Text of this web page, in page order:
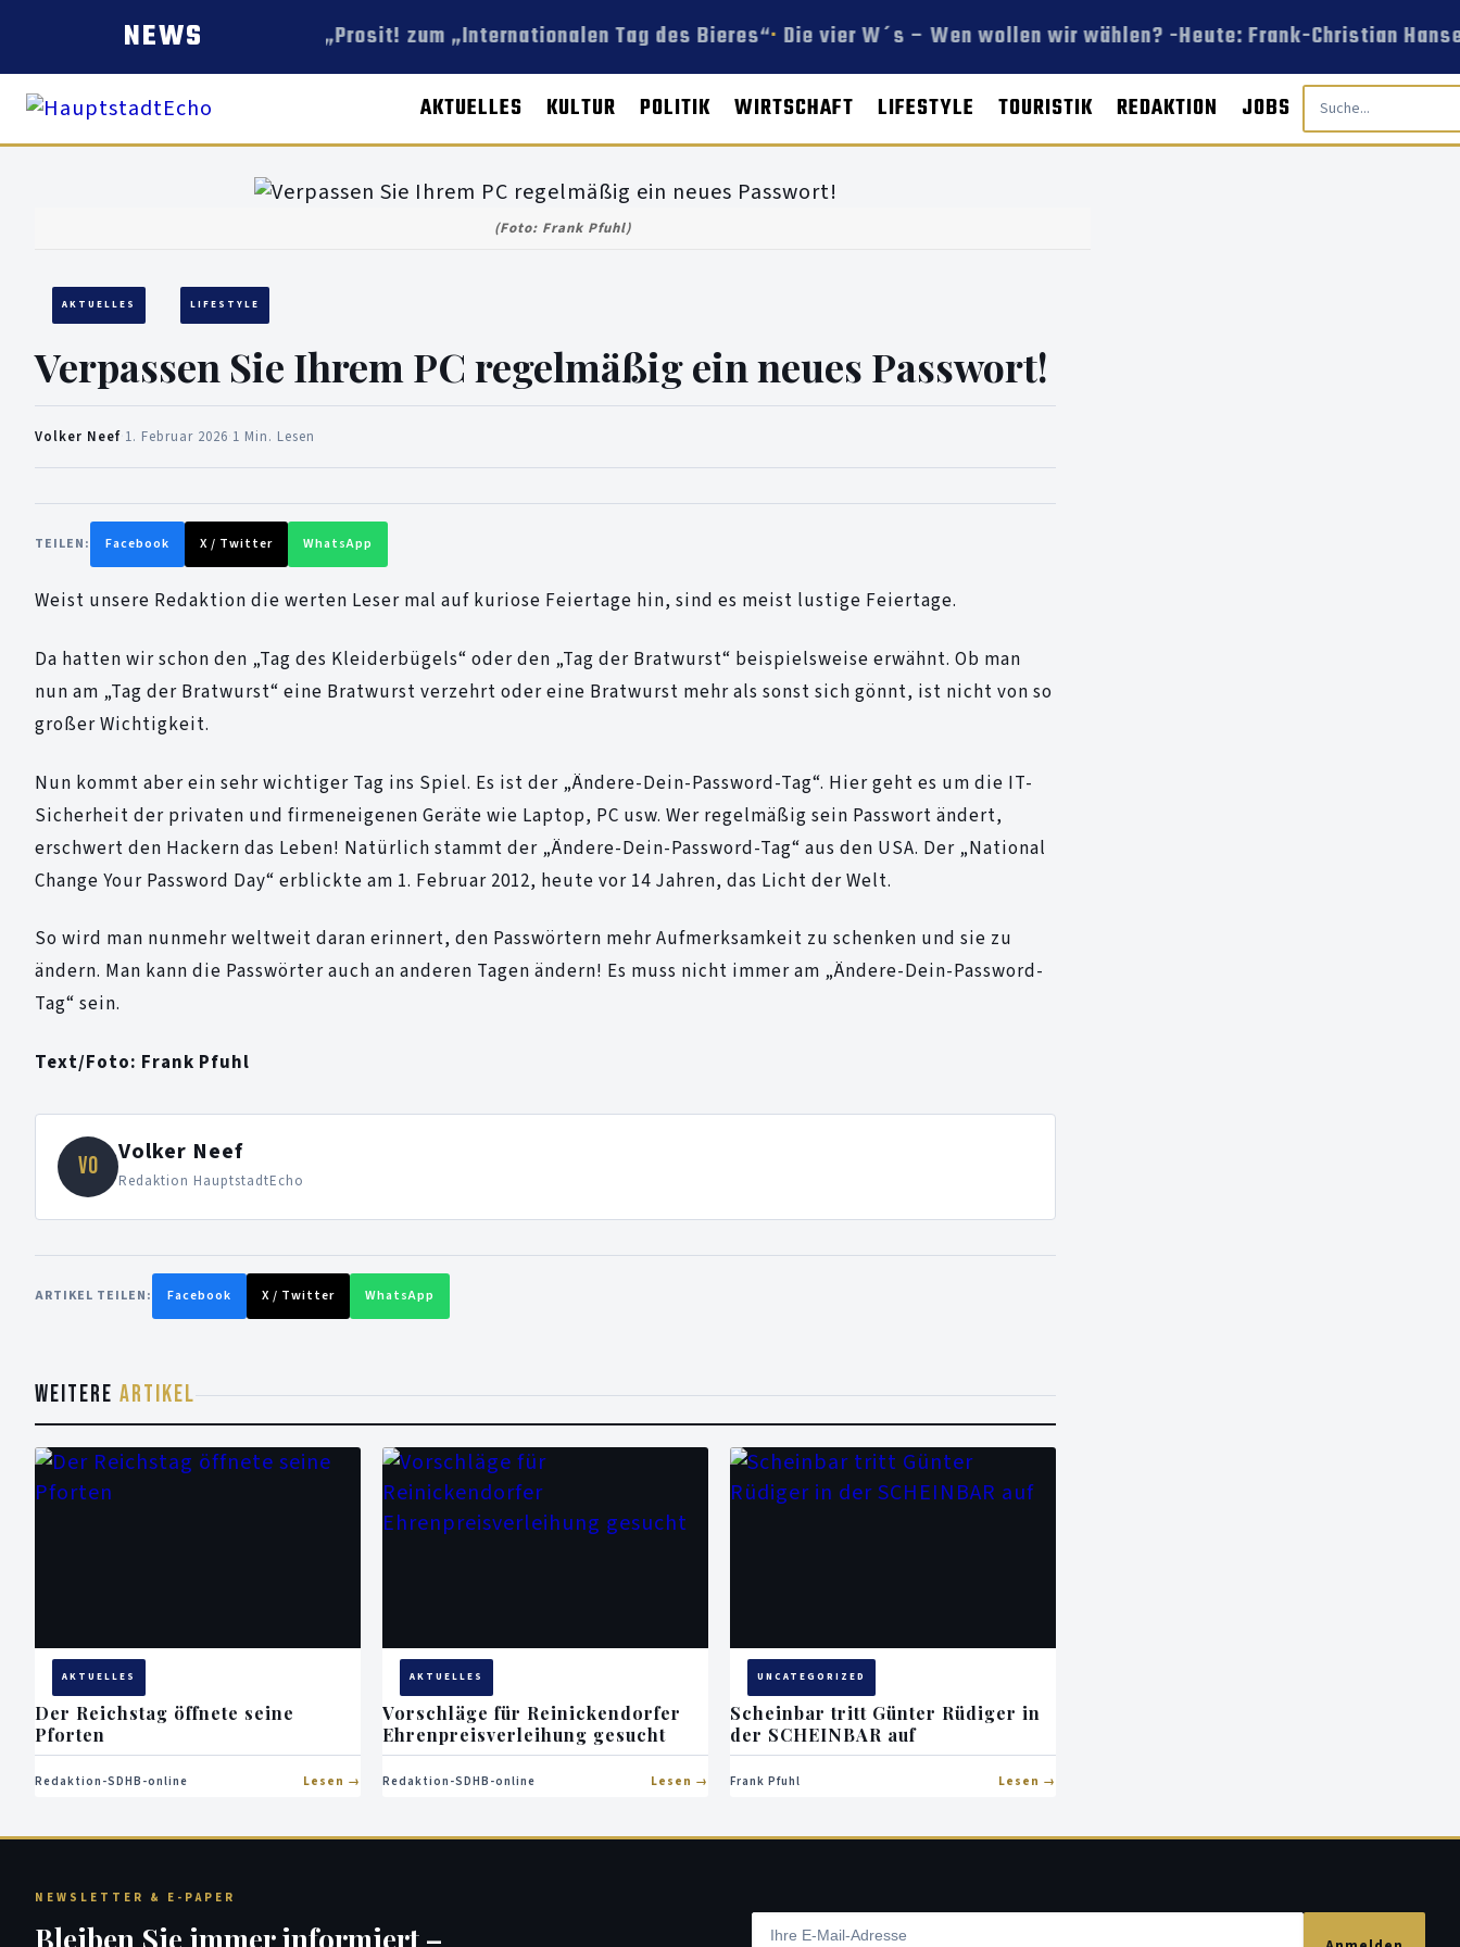
NEWS Ein „Prosit! zum „Internationalen Tag des Bieres“ Die vier W´s – Wen wollen wir wählen? -Heute: Frank-Christian
AKTUELLES KULTUR POLITIK WIRTSCHAFT LIFESTYLE TOURISTIK REDAKTION JOBS
(Foto: Frank Pfuhl)
AKTUELLES LIFESTYLE
Verpassen Sie Ihrem PC regelmäßig ein neues Passwort!
Volker Neef 1. Februar 2026 1 Min. Lesen
TEILEN: Facebook X / Twitter WhatsApp
Weist unsere Redaktion die werten Leser mal auf kuriose Feiertage hin, sind es meist lustige Feiertage.
Da hatten wir schon den „Tag des Kleiderbügels“ oder den „Tag der Bratwurst“ beispielsweise erwähnt. Ob man
nun am „Tag der Bratwurst“ eine Bratwurst verzehrt oder eine Bratwurst mehr als sonst sich gönnt, ist nicht von so
großer Wichtigkeit.
Nun kommt aber ein sehr wichtiger Tag ins Spiel. Es ist der „Ändere-Dein-Password-Tag“. Hier geht es um die IT-
Sicherheit der privaten und firmeneigenen Geräte wie Laptop, PC usw. Wer regelmäßig sein Passwort ändert,
erschwert den Hackern das Leben! Natürlich stammt der „Ändere-Dein-Password-Tag“ aus den USA. Der „National
Change Your Password Day“ erblickte am 1. Februar 2012, heute vor 14 Jahren, das Licht der Welt.
So wird man nunmehr weltweit daran erinnert, den Passwörtern mehr Aufmerksamkeit zu schenken und sie zu
ändern. Man kann die Passwörter auch an anderen Tagen ändern! Es muss nicht immer am „Ändere-Dein-Password-
Tag“ sein.
Text/Foto: Frank Pfuhl
VO Volker Neef
Redaktion HauptstadtEcho
ARTIKEL TEILEN: Facebook X / Twitter WhatsApp
WEITERE ARTIKEL
AKTUELLES
Der Reichstag öffnete seine
Pforten
Redaktion-SDHB-online Lesen
AKTUELLES
Vorschläge für Reinickendorfer
Ehrenpreisverleihung gesucht
Redaktion-SDHB-online Lesen
UNCATEGORIZED
Scheinbar tritt Günter Rüdiger in
der SCHEINBAR auf
Frank Pfuhl Lesen
NEWSLETTER & E-PAPER
Bleiben Sie immer informiert –